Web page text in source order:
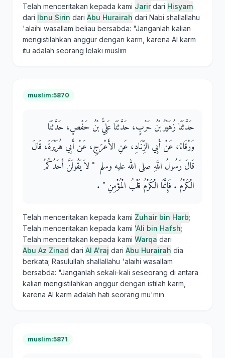
Telah menceritakan kepada kami Jarirdari Hisyam
dari Ibnu Sirin dari Abu Hurairah dari Nabi shallallahu
'alaihi wasallam beliau bersabda: "Janganlah kalian
mengistilahkan anggur dengan karm, karena Al karm
itu adalah seorang lelaki muslim
muslim:5870
حَدَّثَنَا زُهَيْرُ بْنُ حَرْبٍ، حَدَّثَنَا عَلِيُّ بْنُ حَفْصٍ، حَدَّثَنَا
وَرْقَاءُ، عَنْ أَبِي الزِّنَادِ، عَنِ الأَعْرَجِ، عَنْ أَبِي هُرَيْرَةَ، قَالَ
قَالَ رَسُولُ اللَّهِ صلى الله عليه وسلم ‏ "‏ لاَ يَقُولَنَّ أَحَدُكُمُ
الْكَرْمُ ‏.‏ فَإِنَّمَا الْكَرْمُ قَلْبُ الْمُؤْمِنِ ‏"‏ ‏.‏
Telah menceritakan kepada kami Zuhair bin Harb;
Telah menceritakan kepada kami 'Ali bin Hafsh;
Telah menceritakan kepada kami Warqa dari
Abu Az Zinad dari Al A'raj dari Abu Hurairah dia
berkata; Rasulullah shallallahu 'alaihi wasallam
bersabda: "Janganlah sekali-kali seseorang di antara
kalian mengistilahkan anggur dengan istilah karm,
karena Al karm adalah hati seorang mu'min
muslim:5871